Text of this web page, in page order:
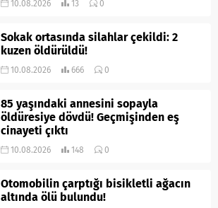
10.08.2026 13 0
Sokak ortasında silahlar çekildi: 2
kuzen öldürüldü!
10.08.2026 666 0
85 yaşındaki annesini sopayla
öldüresiye dövdü! Geçmişinden eş
cinayeti çıktı
10.08.2026 148 0
Otomobilin çarptığı bisikletli ağacın
altında ölü bulundu!